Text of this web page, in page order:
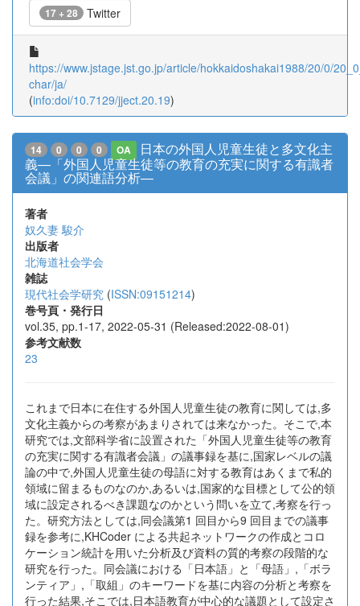
17 + 28 Twitter
https://www.jstage.jst.go.jp/article/hokkaidoshakai1988/20/0/
char/ja/
(info:doi/10.7129/jject.20.19)
14 0 0 0 OA
日本の外国人児童生徒と多文化主
義―「外国人児童生徒等の教育の充実に関する有識者
会議」の関連語分析―
著者
奴久妻 駿介
出版者
北海道社会学会
雑誌
現代社会学研究 (ISSN:09151214)
巻号頁・発行日
vol.35, pp.1-17, 2022-05-31 (Released:2022-08-01)
参考文献数
23
これまで日本に在住する外国人児童生徒の教育に関しては,多
文化主義からの考察があまりされては来なかった。そこで,本
研究では,文部科学省に設置された「外国人児童生徒等の教育
の充実に関する有識者会議」の議事録を基に,国家レベルの議
論の中で,外国人児童生徒の母語に対する教育はあくまで私的
領域に留まるものなのか,あるいは,国家的な目標として公的領
域に設定されるべき課題なのかという問いを立て,考察を行っ
た。研究方法としては,同会議第1 回目から9 回目までの議事
録を参考に,KHCoder による共起ネットワークの作成とコロ
ケーション統計を用いた分析及び資料の質的考察の段階的な
研究を行った。同会議における「日本語」と「母語」,「ボラ
ンティア」,「取組」のキーワードを基に内容の分析と考察を
行った結果,そこでは,日本語教育が中心的な議題として設定さ